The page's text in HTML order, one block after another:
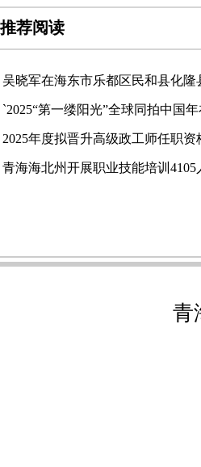
推荐阅读
吴晓军在海东市乐都区民和县化隆
`2025“第一缕阳光”全球同拍中国
2025年度拟晋升高级政工师任职
青海海北州开展职业技能培训4105
青